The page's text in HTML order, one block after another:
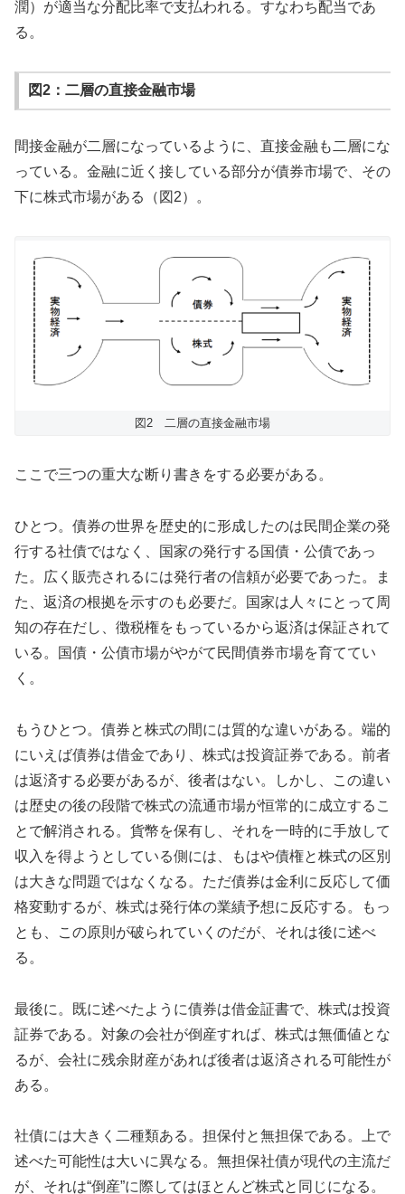
潤）が適当な分配比率で支払われる。すなわち配当であ
る。
図2：二層の直接金融市場
間接金融が二層になっているように、直接金融も二層にな
っている。金融に近く接している部分が債券市場で、その
下に株式市場がある（図2）。
図2 二層の直接金融市場
ここで三つの重大な断り書きをする必要がある。
ひとつ。債券の世界を歴史的に形成したのは民間企業の発
行する社債ではなく、国家の発行する国債・公債であっ
た。広く販売されるには発行者の信頼が必要であった。ま
た、返済の根拠を示すのも必要だ。国家は人々にとって周
知の存在だし、徴税権をもっているから返済は保証されて
いる。国債・公債市場がやがて民間債券市場を育ててい
く。
もうひとつ。債券と株式の間には質的な違いがある。端的
にいえば債券は借金であり、株式は投資証券である。前者
は返済する必要があるが、後者はない。しかし、この違い
は歴史の後の段階で株式の流通市場が恒常的に成立するこ
とで解消される。貨幣を保有し、それを一時的に手放して
収入を得ようとしている側には、もはや債権と株式の区別
は大きな問題ではなくなる。ただ債券は金利に反応して価
格変動するが、株式は発行体の業績予想に反応する。もっ
とも、この原則が破られていくのだが、それは後に述べ
る。
最後に。既に述べたように債券は借金証書で、株式は投資
証券である。対象の会社が倒産すれば、株式は無価値とな
るが、会社に残余財産があれば後者は返済される可能性が
ある。
社債には大きく二種類ある。担保付と無担保である。上で
述べた可能性は大いに異なる。無担保社債が現代の主流だ
が、それは“倒産”に際してはほとんど株式と同じになる。